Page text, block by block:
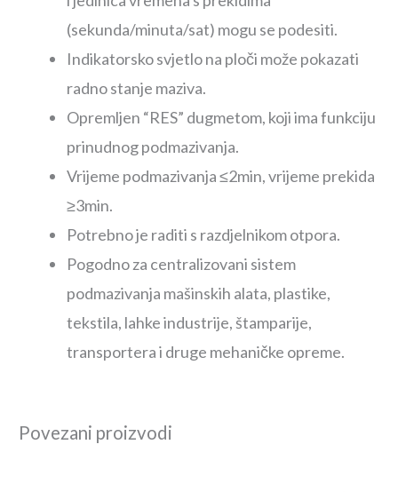
(sekunda/minuta/sat) mogu se podesiti.
Indikatorsko svjetlo na ploči može pokazati
radno stanje maziva.
Opremljen “RES” dugmetom, koji ima funkciju
prinudnog podmazivanja.
Vrijeme podmazivanja ≤2min, vrijeme prekida
≥3min.
Potrebno je raditi s razdjelnikom otpora.
Pogodno za centralizovani sistem
podmazivanja mašinskih alata, plastike,
tekstila, lahke industrije, štamparije,
transportera i druge mehaničke opreme.
Povezani proizvodi